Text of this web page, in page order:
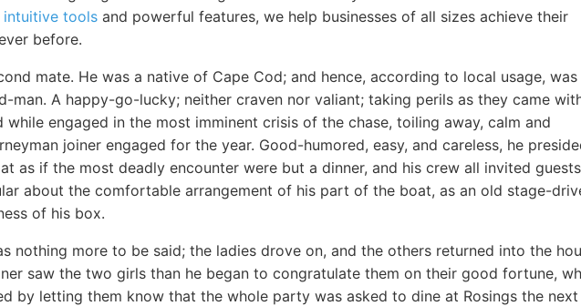
intuitive tools and powerful features, we help businesses of all sizes achieve their
before.
mate. He was a native of Cape Cod; and hence, according to local usage, was
man. A happy-go-lucky; neither craven nor valiant; taking perils as they came
while engaged in the most imminent crisis of the chase, toiling away, calm and
joiner engaged for the year. Good-humored, easy, and careless, he
as if the most deadly encounter were but a dinner, and his crew all invited
about the comfortable arrangement of his part of the boat, as an old stage-
of his box.
nothing more to be said; the ladies drove on, and the others returned into the
saw the two girls than he began to congratulate them on their good fortune,
by letting them know that the whole party was asked to dine at Rosings the next